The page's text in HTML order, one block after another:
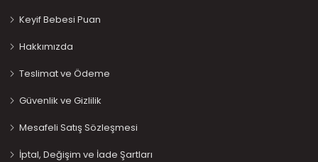
Keyif Bebesi Puan
Hakkımızda
Teslimat ve Ödeme
Güvenlik ve Gizlilik
Mesafeli Satış Sözleşmesi
İptal, Değişim ve İade Şartları